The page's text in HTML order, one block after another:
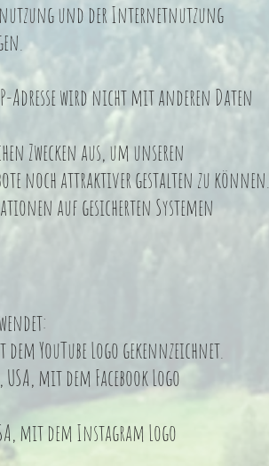
und der Internetnutzung
Adresse wird nicht mit anderen Daten
Zwecken aus, um unseren
noch attraktiver gestalten zu können.
auf gesicherten Systemen
YouTube Logo gekennzeichnet.
mit dem Facebook Logo
mit dem Instagram Logo